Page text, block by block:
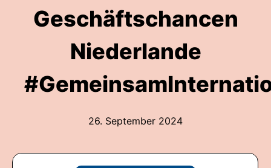
Geschäftschancen
Niederlande
26. September 2024